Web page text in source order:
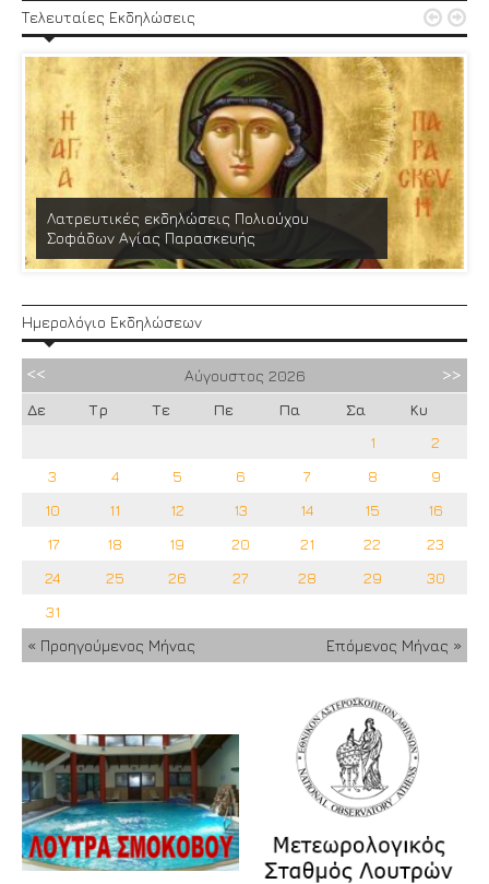
Τελευταίες Εκδηλώσεις
Λατρευτικές εκδηλώσεις Πολιούχου
Σοφάδων Αγίας Παρασκευής
 
Ημερολόγιο Εκδηλώσεων
Αύγουστος 2026
Δε
Τρ Τε Πε Πα Σα
Κυ
1
2
3
4 5 6 7 8
9
10
11 12 13 14 15
16
17
18 19 20 21 22
23
24
25 26 27 28 29
30
31
« Προηγούμενος Μήνας
Επόμενος Μήνας »